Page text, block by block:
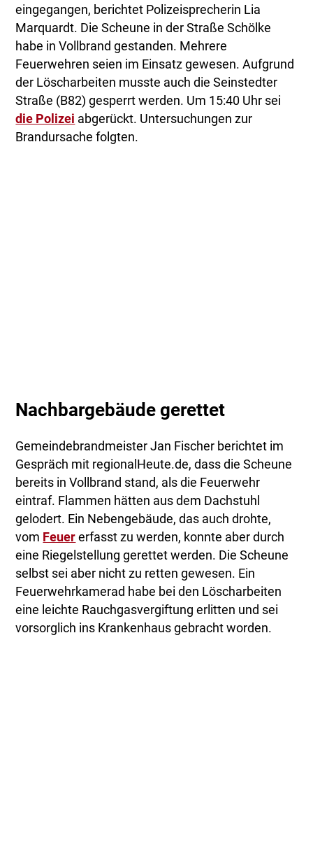
eingegangen, berichtet Polizeisprecherin Lia
Marquardt. Die Scheune in der Straße Schölke
habe in Vollbrand gestanden. Mehrere
Feuerwehren seien im Einsatz gewesen. Aufgrund
der Löscharbeiten musste auch die Seinstedter
Straße (B82) gesperrt werden. Um 15:40 Uhr sei
die Polizei abgerückt. Untersuchungen zur
Brandursache folgten.
Nachbargebäude gerettet
Gemeindebrandmeister Jan Fischer berichtet im
Gespräch mit regionalHeute.de, dass die Scheune
bereits in Vollbrand stand, als die Feuerwehr
eintraf. Flammen hätten aus dem Dachstuhl
gelodert. Ein Nebengebäude, das auch drohte,
vom Feuer erfasst zu werden, konnte aber durch
eine Riegelstellung gerettet werden. Die Scheune
selbst sei aber nicht zu retten gewesen. Ein
Feuerwehrkamerad habe bei den Löscharbeiten
eine leichte Rauchgasvergiftung erlitten und sei
vorsorglich ins Krankenhaus gebracht worden.